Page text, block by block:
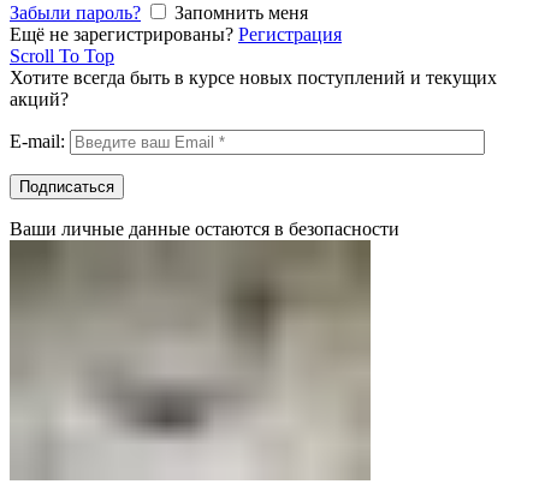
Забыли пароль?
Запомнить меня
Ещё не зарегистрированы? Регистрация
Scroll To Top
Хотите всегда быть в курсе новых поступлений и текущих
акций?
E-mail:
Ваши личные данные остаются в безопасности